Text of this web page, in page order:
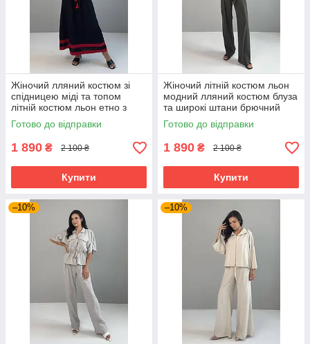
Жіночий лляний костюм зі
спідницею міді та топом
літній костюм льон етно з
мереживом преміум чорний
44-50 розміри
Готово до відправки
1 890 ₴ 2 100 ₴
Купити
Жіночий літній костюм льон
модний лляний костюм блуза
та широкі штани брючний
костюм хакі 44-52 розміри
Готово до відправки
1 890 ₴ 2 100 ₴
Купити
–10% –10%